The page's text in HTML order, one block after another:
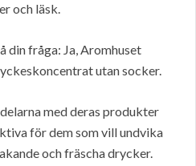
och läsk.
din fråga: Ja, Aromhuset
utan socker.
med deras produkter
för dem som vill undvika
och fräscha drycker.